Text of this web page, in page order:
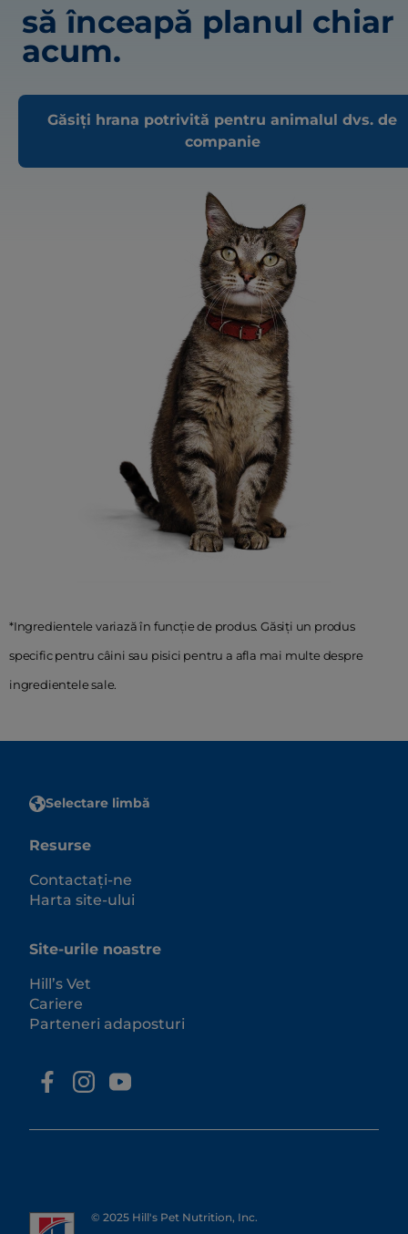
să înceapă planul chiar
acum.
Găsiți hrana potrivită pentru animalul dvs. de
companie
*Ingredientele variază în funcție de produs. Găsiți un produs
specific pentru câini sau pisici pentru a afla mai multe despre
ingredientele sale.
Selectare limbă
Resurse
Contactați-ne
Harta site-ului
Site-urile noastre
Hill’s Vet
Cariere
Parteneri adaposturi
© 2025 Hill's Pet Nutrition, Inc.